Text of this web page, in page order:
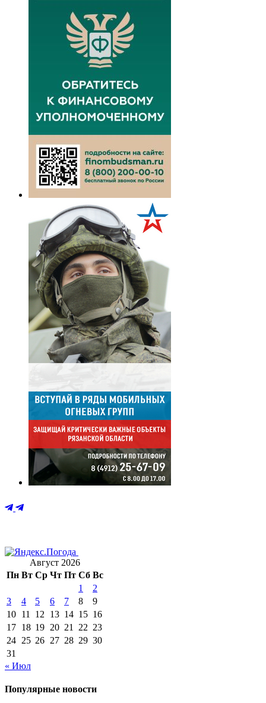
Август 2026
Пн Вт Ср Чт Пт Сб Вс
1
2
3
4 5 6 7 8
9
10 11 12 13 14 15 16
17 18 19 20 21 22 23
24 25 26 27 28 29 30
31
« Июл
Популярные новости